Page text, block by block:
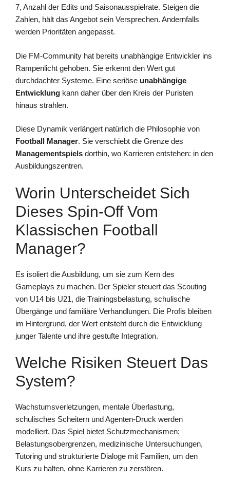
7, Anzahl der Edits und Saisonausspielrate. Steigen die
Zahlen, hält das Angebot sein Versprechen. Andernfalls
werden Prioritäten angepasst.
Die FM-Community hat bereits unabhängige Entwickler ins
Rampenlicht gehoben. Sie erkennt den Wert gut
durchdachter Systeme. Eine seriöse unabhängige
Entwicklung kann daher über den Kreis der Puristen
hinaus strahlen.
Diese Dynamik verlängert natürlich die Philosophie von
Football Manager. Sie verschiebt die Grenze des
Managementspiels dorthin, wo Karrieren entstehen: in den
Ausbildungszentren.
Worin Unterscheidet Sich
Dieses Spin-Off Vom
Klassischen Football
Manager?
Es isoliert die Ausbildung, um sie zum Kern des
Gameplays zu machen. Der Spieler steuert das Scouting
von U14 bis U21, die Trainingsbelastung, schulische
Übergänge und familiäre Verhandlungen. Die Profis bleiben
im Hintergrund, der Wert entsteht durch die Entwicklung
junger Talente und ihre gestufte Integration.
Welche Risiken Steuert Das
System?
Wachstumsverletzungen, mentale Überlastung,
schulisches Scheitern und Agenten-Druck werden
modelliert. Das Spiel bietet Schutzmechanismen:
Belastungsobergrenzen, medizinische Untersuchungen,
Tutoring und strukturierte Dialoge mit Familien, um den
Kurs zu halten, ohne Karrieren zu zerstören.